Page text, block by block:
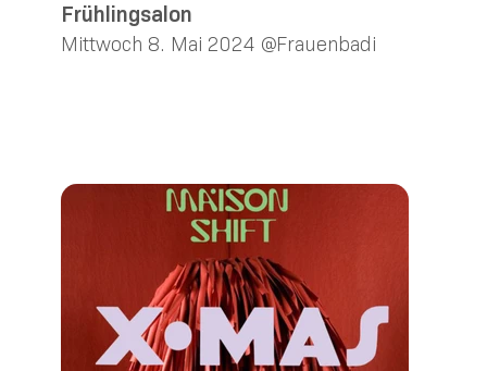
Frühlingsalon
Mittwoch 8. Mai 2024 @Frauenbadi